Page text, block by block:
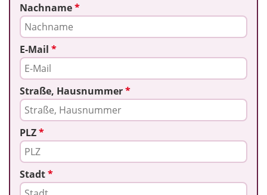
Nachname*
E-Mail *
Straße, Hausnummer*
PLZ*
Stadt*